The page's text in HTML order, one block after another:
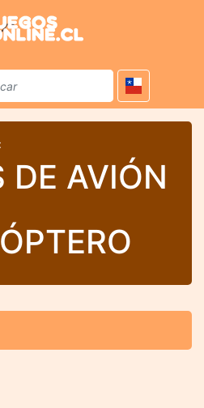
DE AVIÓN